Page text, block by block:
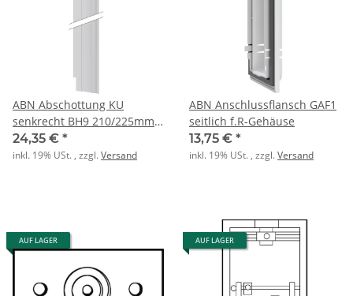
ABN Abschottung KU
senkrecht BH9 210/225mm
tief
24,35 € *
inkl. 19% USt. , zzgl.Versand
ABN Anschlussflansch GAF1
seitlich f.R-Gehäuse
13,75 € *
inkl. 19% USt. , zzgl.Versand
AUF LAGER AUF LAGER